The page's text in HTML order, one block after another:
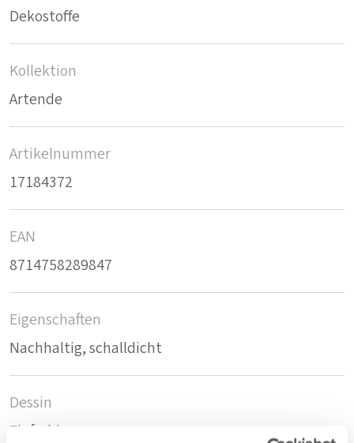
Dekostoffe
Kollektion
Artende
Artikelnummer
17184372
EAN
8714758289847
Eigenschaften
Nachhaltig, schalldicht
Dessin
Einfarbig